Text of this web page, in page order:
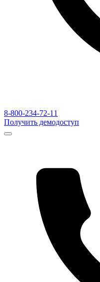
8-800-234-72-11
Получить демодоступ